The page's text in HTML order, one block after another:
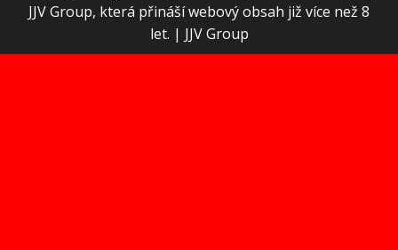
JJV Group, která přináší webový obsah již více než 8
let. | JJV Group